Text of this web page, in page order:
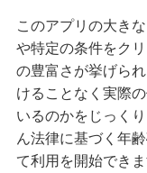
このアプリの大き
や特定の条件をク
の豊富さが挙げら
けることなく実際
いるのかをじっく
ん法律に基づく年
て利用を開始でき